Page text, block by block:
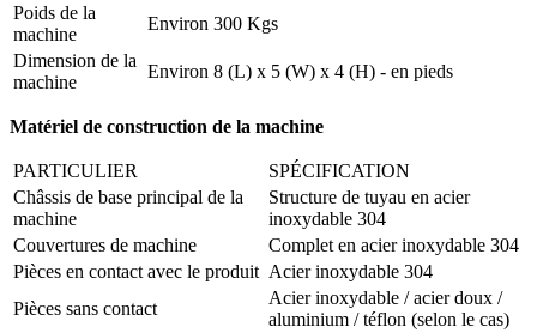
Poids de la
machine
Environ 300 Kgs
Dimension de la
machine
Environ 8 (L) x 5 (W) x 4 (H) - en pieds
Matériel de construction de la machine
PARTICULIER
SPÉCIFICATION
Châssis de base principal de la
machine
Structure de tuyau en acier
inoxydable 304
Couvertures de machine
Complet en acier inoxydable 304
Pièces en contact avec le produit Acier inoxydable 304
Pièces sans contact
Acier inoxydable / acier doux /
aluminium / téflon (selon le cas)